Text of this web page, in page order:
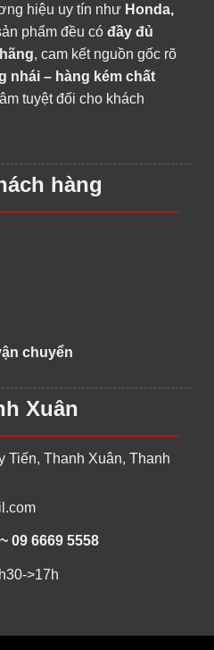
hiệu uy tín như Honda,
phẩm đều có đầy đủ
, cam kết nguồn gốc rõ
nhái – hàng kém chất
tuyệt đối cho khách
hàng
chuyển
Xuân
Tiến, Thanh Xuân, Thanh
09 6669 5558
>17h